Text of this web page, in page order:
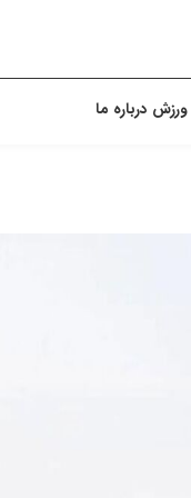
ورزش درباره ما